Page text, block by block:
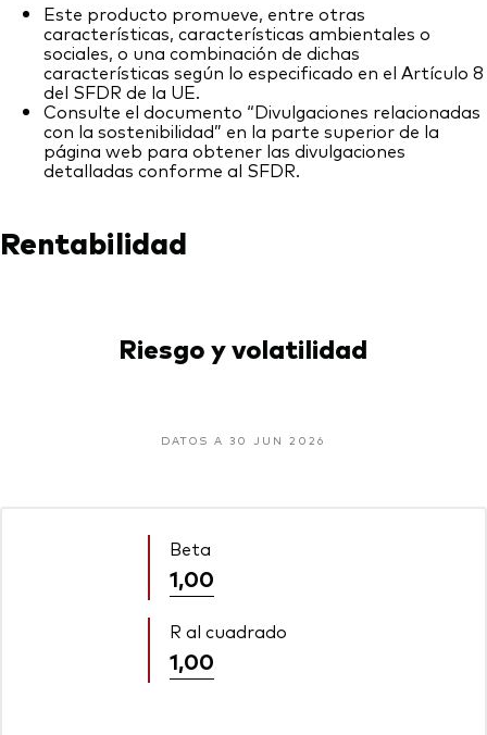
Este producto promueve, entre otras
características, características ambientales o
sociales, o una combinación de dichas
características según lo especificado en el Artículo 8
del SFDR de la UE.
Consulte el documento “Divulgaciones relacionadas
con la sostenibilidad” en la parte superior de la
página web para obtener las divulgaciones
detalladas conforme al SFDR.
Rentabilidad
Riesgo y volatilidad
DATOS A 30 JUN 2026
Beta
1,00
R al cuadrado
1,00